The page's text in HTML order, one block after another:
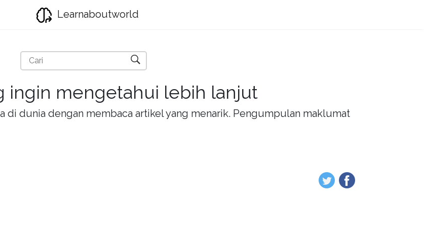
Learnaboutworld
ingin mengetahui lebih lanjut
di dunia dengan membaca artikel yang menarik. Pengumpulan maklumat